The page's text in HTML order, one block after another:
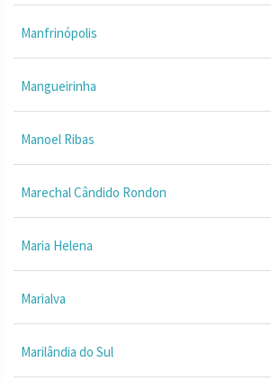
Manfrinópolis
Mangueirinha
Manoel Ribas
Marechal Cândido Rondon
Maria Helena
Marialva
Marilândia do Sul